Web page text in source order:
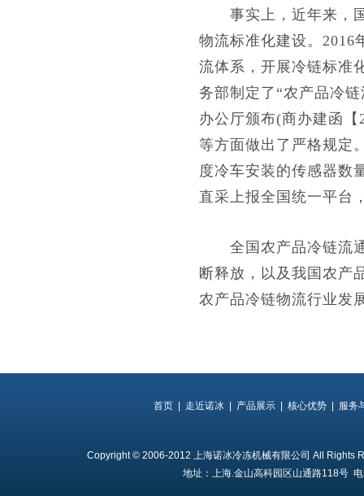
事实上，近年来，国
物流标准化建设。2016
流体系，开展冷链标准
务部制定了“农产品冷
办公厅颁布(商办建函
等方面做出了严格规定
度冷车安装的传感器数
直采上报全国统一平台
全国农产品冷链流通
断释放，以及我国农产
农产品冷链物流行业发
首页 走近诺冰 产品展示 核心优势 服务
Copyright © 2006-2012 上海诺冰冷冻机械有限公司 All Rights
地址：上海.金山高科园区山通路118号